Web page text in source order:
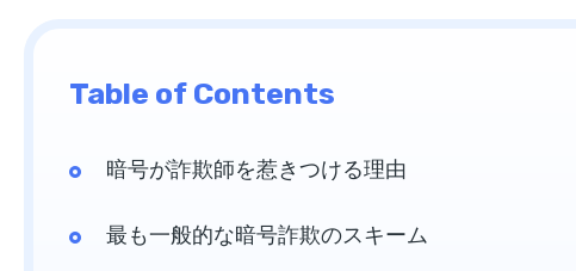
Table of Contents
暗号が詐欺師を惹きつける理由
最も一般的な暗号詐欺のスキーム